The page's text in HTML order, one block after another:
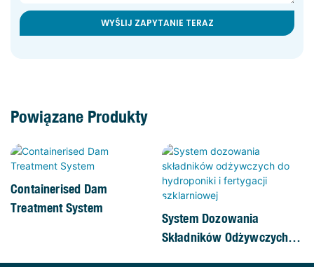
WYŚLIJ ZAPYTANIE TERAZ
Powiązane Produkty
Containerised Dam
Treatment System
System Dozowania
Składników Odżywczych